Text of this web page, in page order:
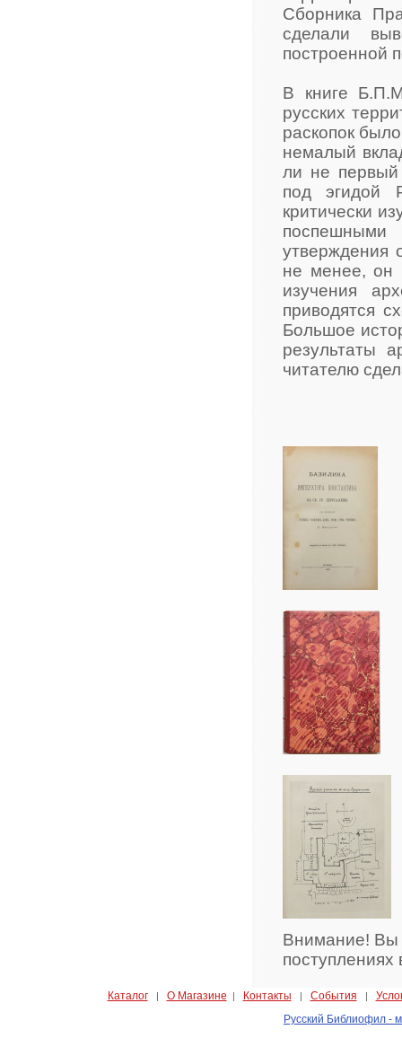
Сборника
сделали
построенной
В книге
русских
раскопок
немалый
ли не первый
под эгидой
критически
утверждения
не менее, он
изучения
приводятся
Большое
результаты
читателю
Внимание! Вы
Каталог| О Магазине | Контакты | События |
Русский Библиофил -